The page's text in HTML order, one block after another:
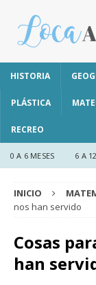
HISTORIA
PLÁSTICA
RECREO
0 A 6 MESES 6 A
INICIO
nos han servido
Cosas
han